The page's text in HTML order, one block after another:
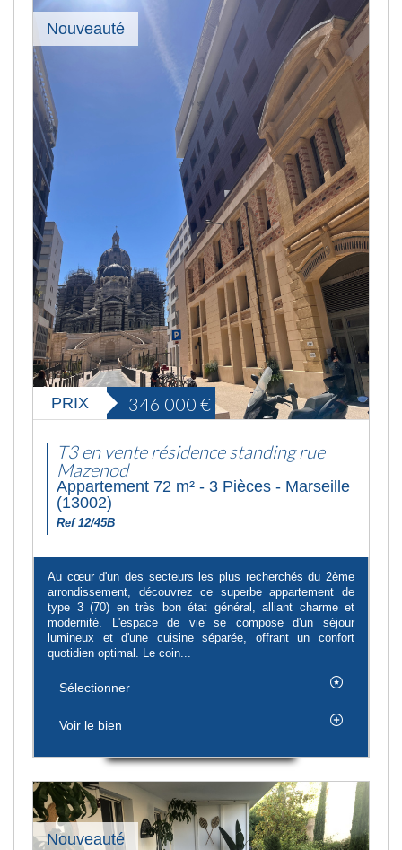
Nouveauté
PRIX 346 000 €
T3 en vente résidence standing rue
Mazenod
Appartement 72 m² - 3 Pièces - Marseille
(13002)
Ref 12/45B
Au cœur d'un des secteurs les plus recherchés du 2ème
arrondissement, découvrez ce superbe appartement de
type 3 (70) en très bon état général, alliant charme et
modernité. L'espace de vie se compose d'un séjour
lumineux et d'une cuisine séparée, offrant un confort
quotidien optimal. Le coin...
Sélectionner
Voir le bien
Nouveauté